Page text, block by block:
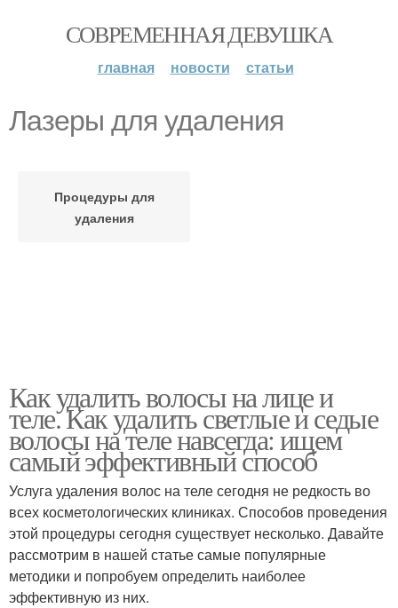
СОВРЕМЕННАЯ ДЕВУШКА
главная новости статьи
Лазеры для удаления
Процедуры для
удаления
Как удалить волосы на лице и
теле. Как удалить светлые и седые
волосы на теле навсегда: ищем
самый эффективный способ
Услуга удаления волос на теле сегодня не редкость во
всех косметологических клиниках. Способов проведения
этой процедуры сегодня существует несколько. Давайте
рассмотрим в нашей статье самые популярные
методики и попробуем определить наиболее
эффективную из них.